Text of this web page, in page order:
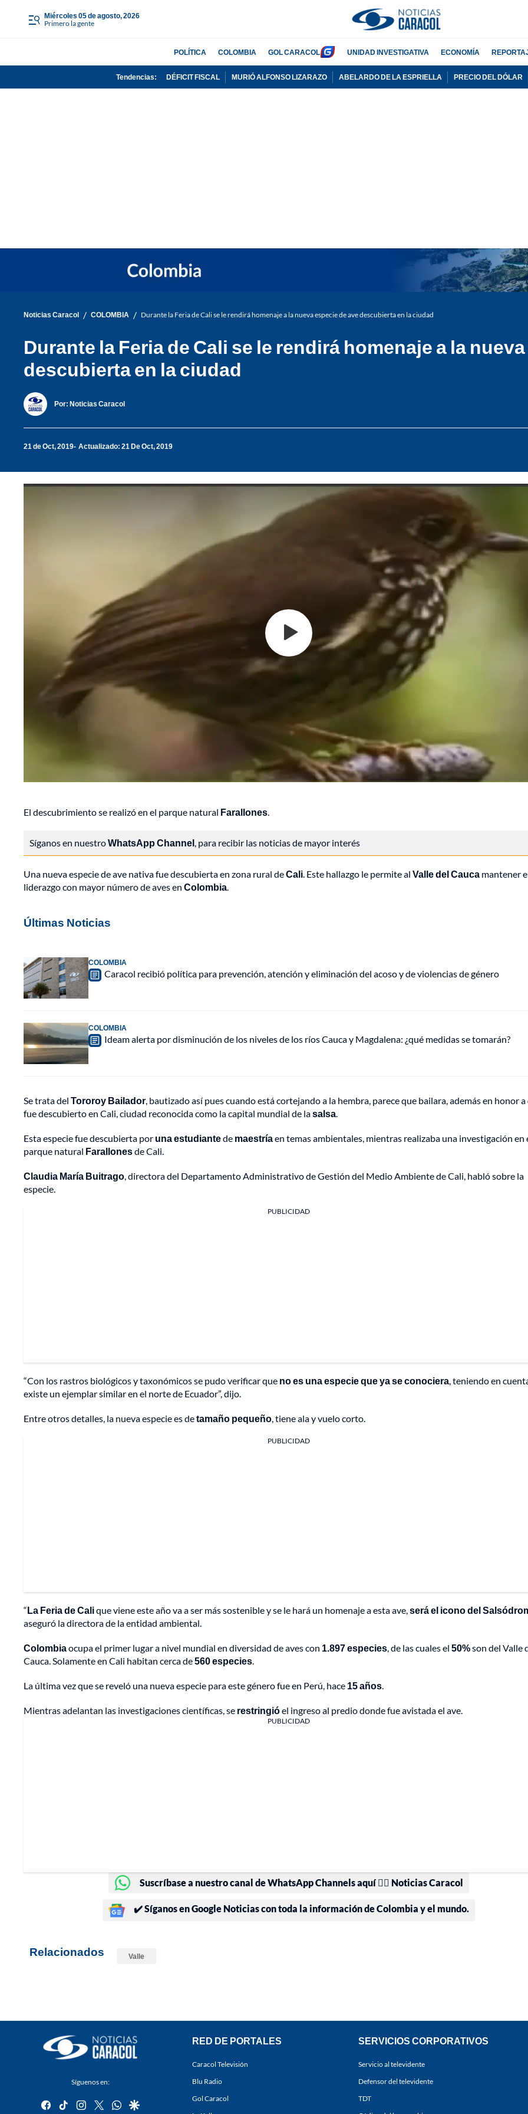
miércoles 05 de agosto, 2026
Primero la gente
POLÍTICA COLOMBIA GOL CARACOL UNIDAD INVESTIGATIVA ECONOMÍA
Tendencias: DÉFICIT FISCAL MURIÓ ALFONSO LIZARAZO ABELARDO DE LA ESPRIELLA PRECIO DEL DÓLAR
Noticias Caracol / COLOMBIA / Durante la Feria de Cali se le rendirá homenaje a la nueva especie de ave descubierta en la ciudad
Durante la Feria de Cali se le rendirá homenaje a la
descubierta en la ciudad
Por: Noticias Caracol
21 de Oct, 2019 Actualizado: 21 De Oct, 2019
El descubrimiento se realizó en el parque natural Farallones.
Síganos en nuestroWhatsApp Channel, para recibir las noticias de mayor interés
Una nueva especie de ave nativa fue descubierta en zona rural deCali. Este hallazgo le permite al Valle del Cauca mantener
liderazgo con mayor número de aves en Colombia.
Últimas Noticias
COLOMBIA
Caracol recibió política para prevención, atención y eliminación del acoso y de violencias de género
COLOMBIA
Ideam alerta por disminución de los niveles de los ríos Cauca y Magdalena: ¿qué medidas se tomarán?
Se trata del Tororoy Bailador, bautizado así pues cuando está cortejando a la hembra, parece que bailara, además en honor a
fue descubierto en Cali, ciudad reconocida como la capital mundial de lasalsa.
Esta especie fue descubierta por una estudiantede maestríaen temas ambientales, mientras realizaba una investigación en
parque natural Farallonesde Cali.
Claudia María Buitrago, directora del Departamento Administrativo de Gestión del Medio Ambiente de Cali, habló sobre la
especie.
PUBLICIDAD
“Con los rastros biológicos y taxonómicos se pudo verificar que no es una especie que ya se conociera, teniendo en
existe un ejemplar similar en el norte de Ecuador”, dijo.
Entre otros detalles, la nueva especie es detamaño pequeño, tiene ala y vuelo corto.
PUBLICIDAD
“La Feria de Calique viene este año va a ser más sostenible y se le hará un homenaje a esta ave,será el icono del
aseguró la directora de la entidad ambiental.
Colombiaocupa el primer lugar a nivel mundial en diversidad de aves con 1.897 especies, de las cuales el 50%son del Valle
Cauca. Solamente en Cali habitan cerca de560 especies.
La última vez que se reveló una nueva especie para este género fue en Perú, hace 15 años.
Mientras adelantan las investigaciones científicas, se restringióel ingreso al predio donde fue avistada el ave.
PUBLICIDAD
Suscríbase a nuestro canal de WhatsApp Channels aquí 👉🏻 Noticias Caracol
✔️ Síganos en Google Noticias con toda la información de Colombia y el mundo.
Relacionados Valle
Síguenos en:
facebook
tiktok instagram
twitterwhatsapp
google
RED DE PORTALES
Caracol Televisión
Blu Radio
Gol Caracol
SERVICIOS CORPORATIVOS
Servicio al televidente
Defensor del televidente
TDT